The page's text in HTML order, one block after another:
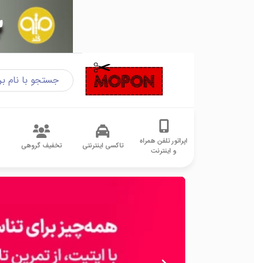
اپراتور تلفن همراه
و اینترنت
تاکسی اینترنتی تخفیف گروهی